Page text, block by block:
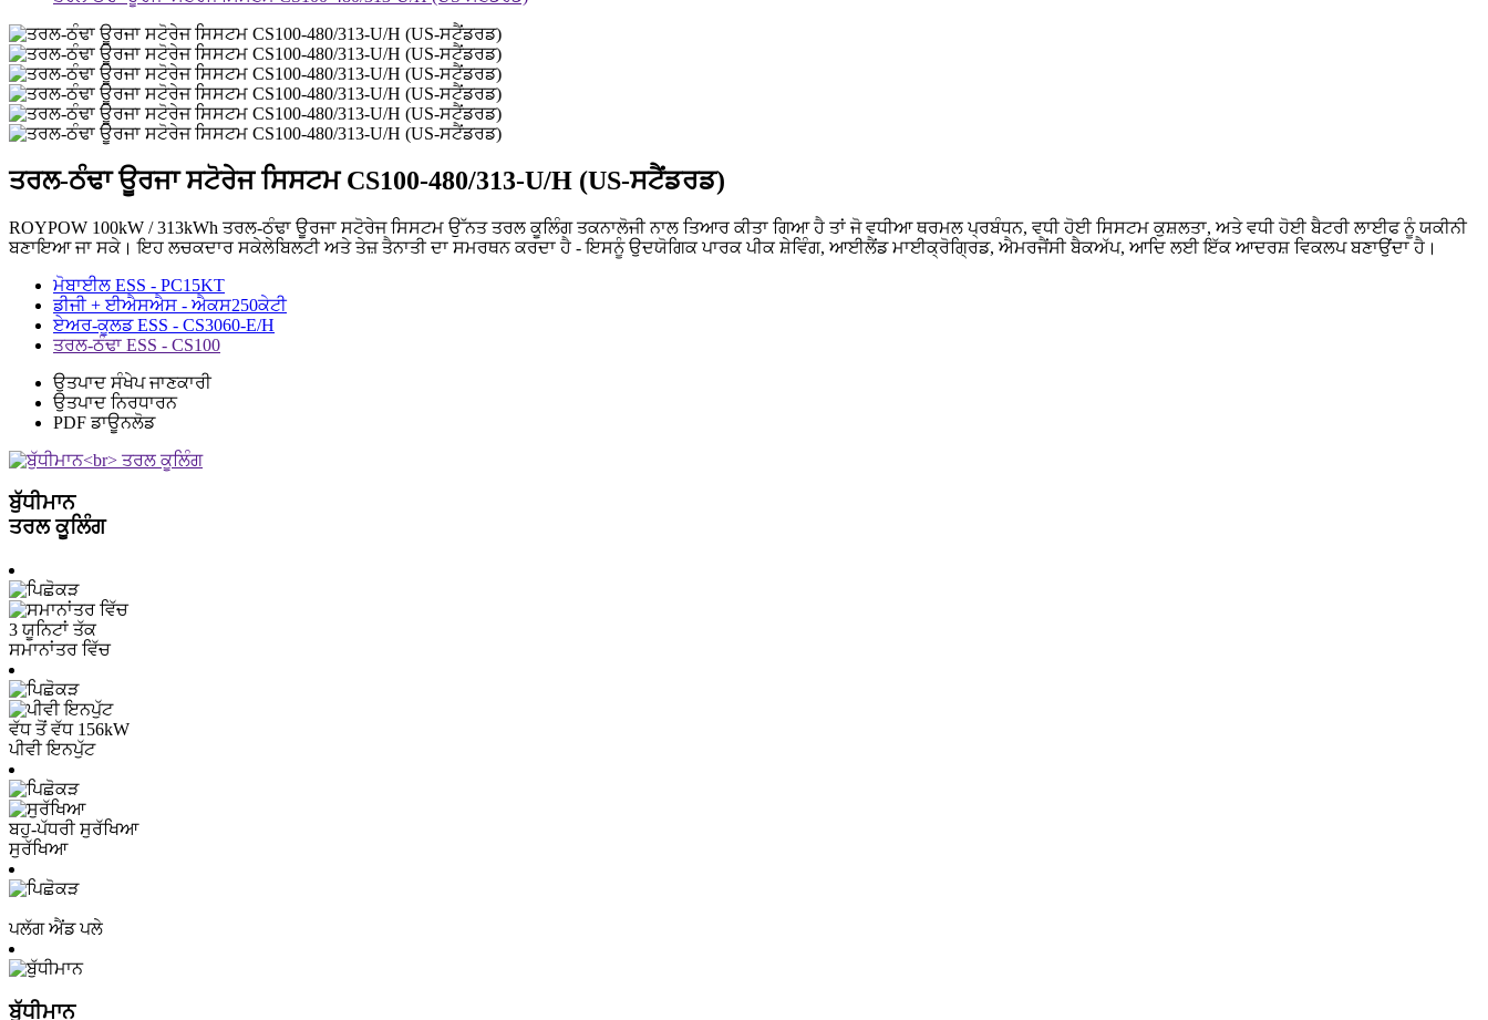
ਤਰਲ-ਠੰਢਾ ਊਰਜਾ ਸਟੋਰੇਜ ਸਿਸਟਮ CS100-480/313-U/H (US-ਸਟੈਂਡਰਡ)
ROYPOW 100kW / 313kWh ਤਰਲ-ਠੰਢਾ ਊਰਜਾ ਸਟੋਰੇਜ ਸਿਸਟਮ ਉੱਨਤ ਤਰਲ ਕੂਲਿੰਗ ਤਕਨਾਲੋਜੀ ਨਾਲ ਤਿਆਰ ਕੀਤਾ ਗਿਆ ਹੈ ਤਾਂ ਜੋ ਵਧੀਆ ਥਰਮਲ ਪ੍ਰਬੰਧਨ, ਵਧੀ ਹੋਈ ਸਿਸਟਮ ਕੁਸ਼ਲਤਾ, ਅਤੇ ਵਧੀ ਹੋਈ ਬੈਟਰੀ ਲਾਈਫ ਨੂੰ ਯਕੀਨੀ
ਬਣਾਇਆ ਜਾ ਸਕੇ। ਇਹ ਲਚਕਦਾਰ ਸਕੇਲੇਬਿਲਟੀ ਅਤੇ ਤੇਜ਼ ਤੈਨਾਤੀ ਦਾ ਸਮਰਥਨ ਕਰਦਾ ਹੈ - ਇਸਨੂੰ ਉਦਯੋਗਿਕ ਪਾਰਕ ਪੀਕ ਸ਼ੇਵਿੰਗ, ਆਈਲੈਂਡ ਮਾਈਕ੍ਰੋਗ੍ਰਿਡ, ਐਮਰਜੈਂਸੀ ਬੈਕਅੱਪ, ਆਦਿ ਲਈ ਇੱਕ ਆਦਰਸ਼ ਵਿਕਲਪ ਬਣਾਉਂਦਾ ਹੈ।
ਮੋਬਾਈਲ ESS - PC15KT
ਡੀਜੀ + ਈਐਸਐਸ - ਐਕਸ250ਕੇਟੀ
ਏਅਰ-ਕੂਲਡ ESS - CS3060-E/H
ਤਰਲ-ਠੰਢਾ ESS - CS100
ਉਤਪਾਦ ਸੰਖੇਪ ਜਾਣਕਾਰੀ
ਉਤਪਾਦ ਨਿਰਧਾਰਨ
PDF ਡਾਊਨਲੋਡ
ਬੁੱਧੀਮਾਨ
ਤਰਲ ਕੂਲਿੰਗ
3 ਯੂਨਿਟਾਂ ਤੱਕ
ਸਮਾਨਾਂਤਰ ਵਿੱਚ
ਵੱਧ ਤੋਂ ਵੱਧ 156kW
ਪੀਵੀ ਇਨਪੁੱਟ
ਬਹੁ-ਪੱਧਰੀ ਸੁਰੱਖਿਆ
ਸੁਰੱਖਿਆ
ਪਲੱਗ ਐਂਡ ਪਲੇ
ਬੁੱਧੀਮਾਨ